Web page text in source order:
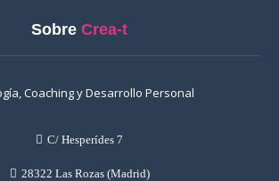
Sobre Crea-t
Coaching y Desarrollo Personal
C/ Hesperídes 7
28322 Las Rozas (Madrid)